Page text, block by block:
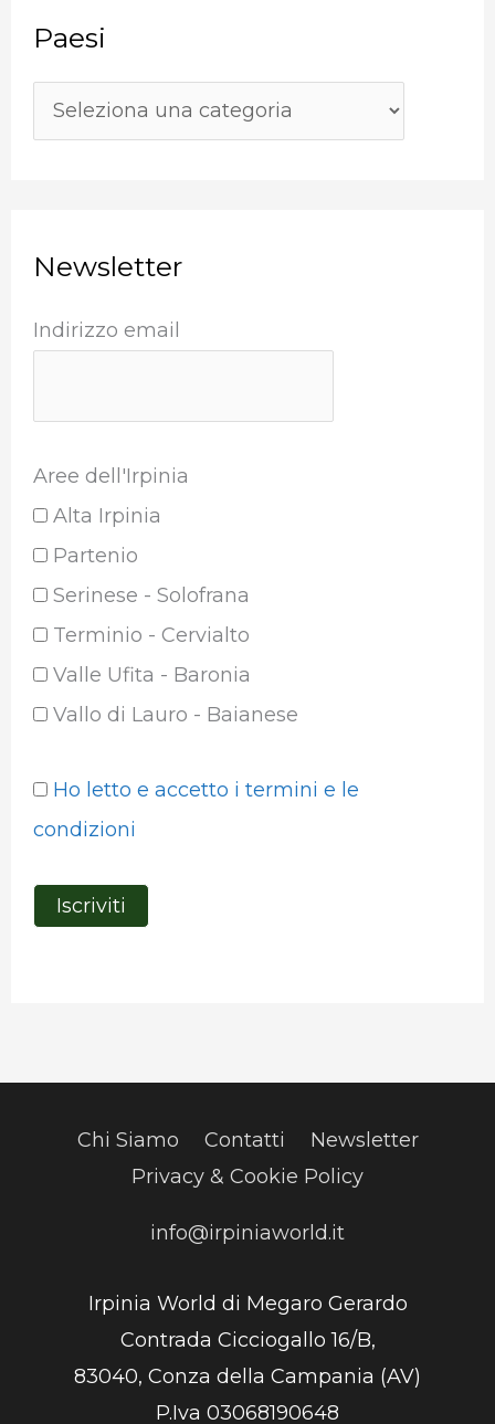
a
:
Paesi
Newsletter
Indirizzo email
Aree dell'Irpinia
Alta Irpinia
Partenio
Serinese - Solofrana
Terminio - Cervialto
Valle Ufita - Baronia
Vallo di Lauro - Baianese
Ho letto e accetto i termini e le
condizioni
Chi Siamo Contatti
Newsletter
Privacy & Cookie Policy
info@irpiniaworld.it
Irpinia World di Megaro Gerardo
Contrada Cicciogallo 16/B,
83040, Conza della Campania (AV)
P.Iva 03068190648